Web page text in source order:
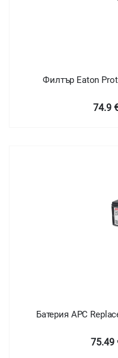
Филтър Eaton
74.9
Батерия APC
75.49